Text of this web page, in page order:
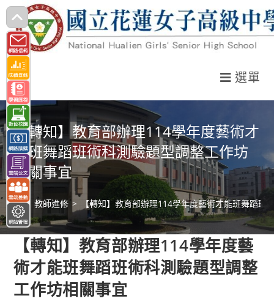
跳
轉
至
主
要
內
容
選單
【轉知】教育部辦理114學年度藝術才
能班舞蹈班術科測驗題型調整工作坊
相關事宜
> 教師進修 > 【轉知】教育部辦理114學年度藝術才能班舞蹈班
【轉知】教育部辦理114學年度藝
術才能班舞蹈班術科測驗題型調整
工作坊相關事宜